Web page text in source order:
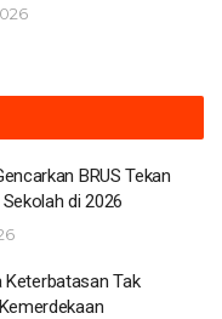
BRUS Tekan
di 2026
Keterbatasan Tak